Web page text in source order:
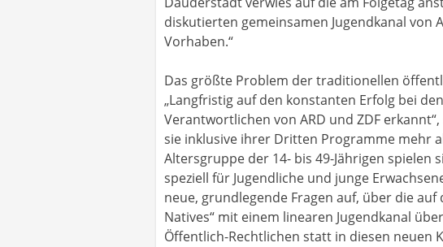
diskutierten gemeinsamen Jugendkanal von
Vorhaben.“
Das größte Problem der traditionellen
„Langfristig auf den konstanten Erfolg bei
Verantwortlichen von ARD und ZDF
sie inklusive ihrer Dritten Programme mehr
Altersgruppe der 14- bis 49-Jährigen spielen
speziell für Jugendliche und junge
neue, grundlegende Fragen auf, über die
Natives“ mit einem linearen Jugendkanal
Öffentlich-Rechtlichen statt in diesen neuen